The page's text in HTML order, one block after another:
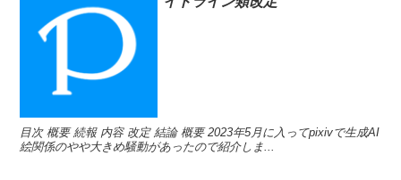
目次 概要 続報 内容 改定 結論 概要 2023年5月に入ってpixivで生成AI
絵関係のやや大きめ騒動があったので紹介しま...